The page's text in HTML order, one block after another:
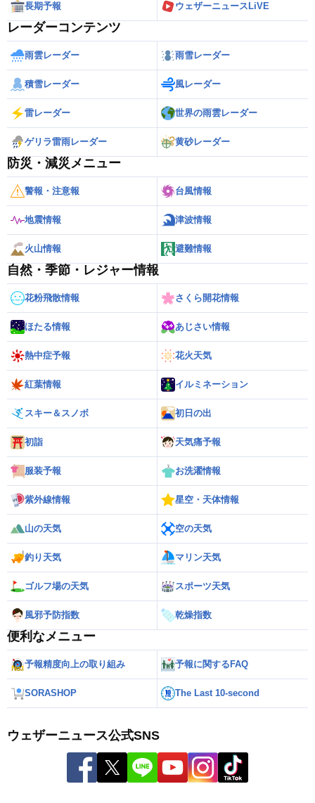
長期予報 ウェザーニュースLiVE
レーダーコンテンツ
雨雲レーダー 雨雪レーダー
積雪レーダー 風レーダー
雷レーダー 世界の雨雲レーダー
ゲリラ雷雨レーダー 黄砂レーダー
防災・減災メニュー
警報・注意報 台風情報
地震情報 津波情報
火山情報 避難情報
自然・季節・レジャー情報
花粉飛散情報 さくら開花情報
ほたる情報 あじさい情報
熱中症予報 花火天気
紅葉情報 イルミネーション
スキー＆スノボ 初日の出
初詣 天気痛予報
服装予報 お洗濯情報
紫外線情報 星空・天体情報
山の天気 空の天気
釣り天気 マリン天気
ゴルフ場の天気 スポーツ天気
風邪予防指数 乾燥指数
便利なメニュー
予報精度向上の取り組み 予報に関するFAQ
SORASHOP The Last 10-second
ウェザーニュース公式SNS